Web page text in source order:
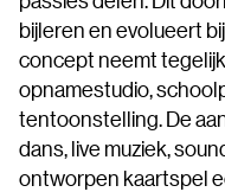
bijleren en evolueert
concept neemt
opnamestudio,
tentoonstelling. De
dans, live muziek,
ontworpen kaartspel